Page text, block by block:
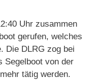
Uhr zusammen
gerufen, welches
Die DLRG zog bei
Segelboot von der
tätig werden.